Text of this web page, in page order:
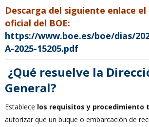
Descarga del siguiente enlace
oficial del BOE:
https://www.boe.es/boe/dias/
A-2025-15205.pdf
¿Qué resuelve la
General?
Establece los requisitos y procedimiento
autorizar que un buque o embarcación de